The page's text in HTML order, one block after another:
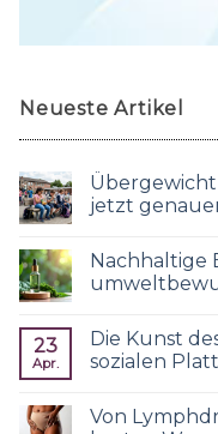
Neueste Artikel
jetzt
Nachhaltige
23
Apr.
Die Kunst
sozialen
Von